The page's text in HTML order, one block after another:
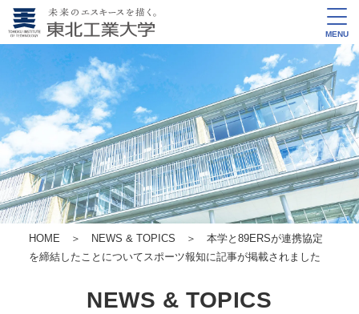
MENU
HOME ＞ NEWS & TOPICS ＞ 本学と89ERSが連携協定
を締結したことについてスポーツ報知に記事が掲載されました
NEWS & TOPICS